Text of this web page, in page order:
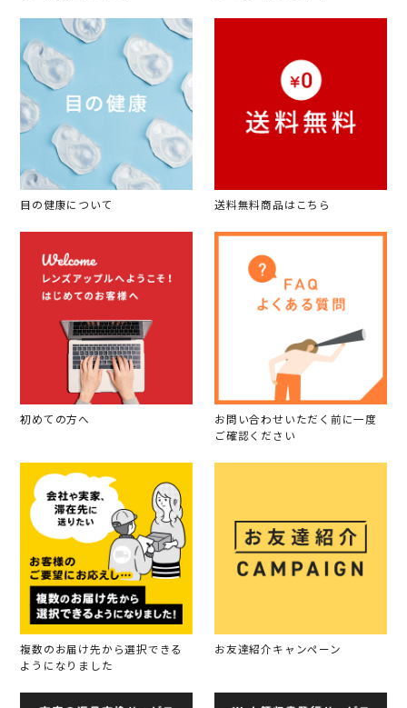
目の健康について 送料無料商品はこちら
初めての方へ
お問い合わせいただく前に一度
ご確認ください
複数のお届け先から選択できる
ようになりました
お友達紹介キャンペーン